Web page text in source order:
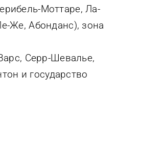
Моттаре, Ла-
Же, Абонданс), зона
Серр-Шевалье,
и государство